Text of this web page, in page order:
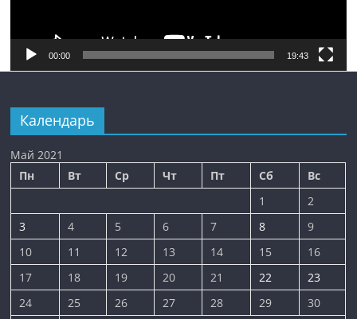
00:00 19:43
Календарь
Май 2021
Пн
Вт Ср Чт Пт Сб
Вс
1
2
3
4 5 6 7 8
9
10
11 12 13 14 15
16
17
18 19 20 21 22
23
24
25 26 27 28 29
30